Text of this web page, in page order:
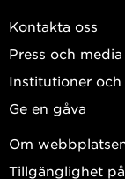
Kontakta oss
Press och media
Institutioner och
Ge en gåva
Om
Tillgänglighet